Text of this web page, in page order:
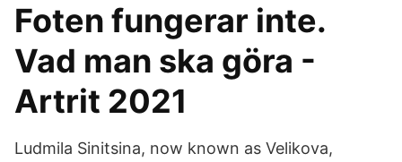
Foten fungerar inte.
Vad man ska göra -
Artrit 2021
Ludmila Sinitsina, now known as Velikova,